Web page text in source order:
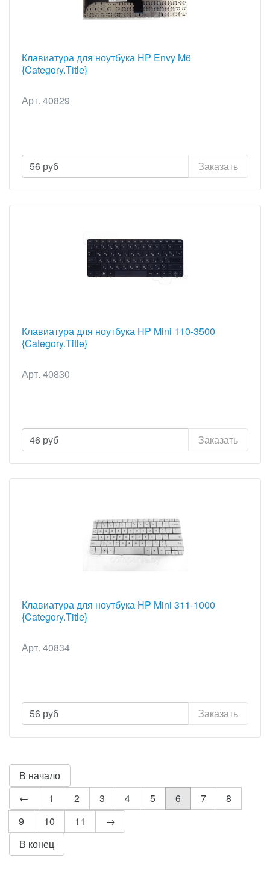
Клавиатура для ноутбука HP Envy M6
{Category.Title}
Арт. 40829
56 руб Заказать
Клавиатура для ноутбука HP Mini 110-3500
{Category.Title}
Арт. 40830
46 руб Заказать
Клавиатура для ноутбука HP Mini 311-1000
{Category.Title}
Арт. 40834
56 руб Заказать
В начало
←
1 2 3 4 5 6 7
8
9
10 11
→
В конец